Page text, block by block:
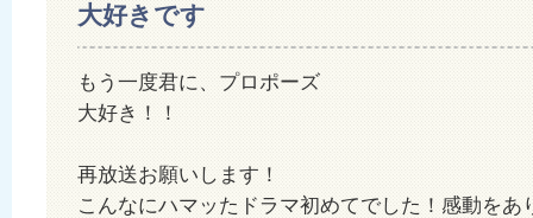
大好きです
もう一度君に、プロポーズ
大好き！！
再放送お願いします！
こんなにハマッたドラマ初めてでした！感動をあ